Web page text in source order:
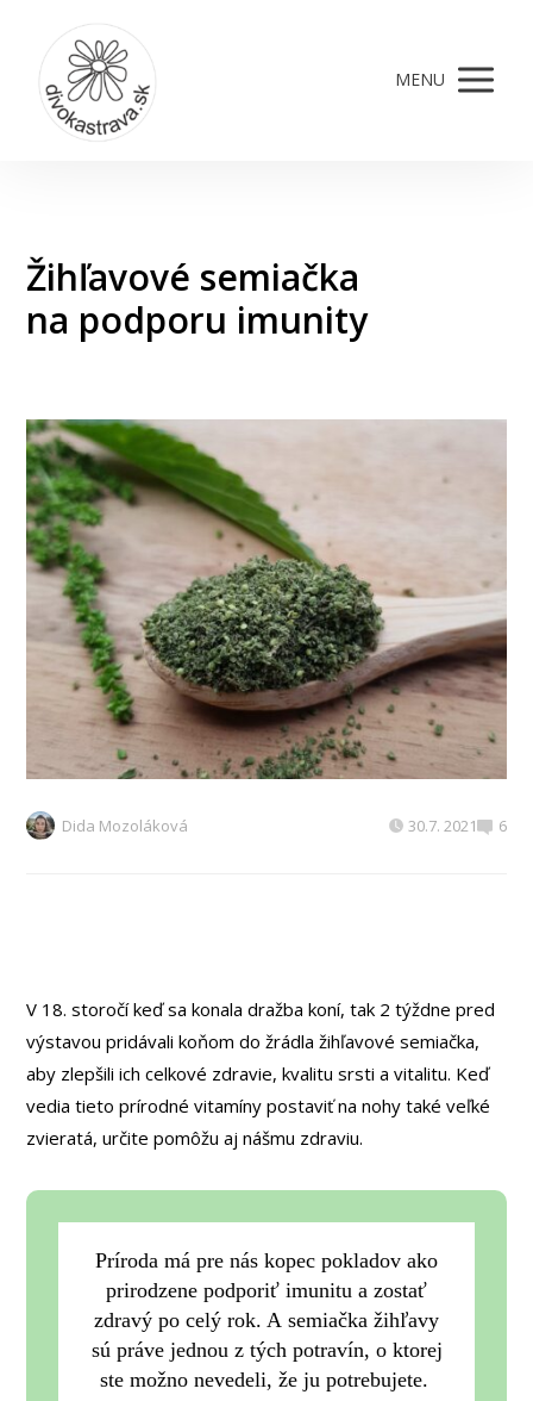
MENU
Žihľavové semiačka
na podporu imunity
Dida Mozoláková 30.7. 2021 6
V 18. storočí keď sa konala dražba koní, tak 2 týždne pred
výstavou pridávali koňom do žrádla žihľavové semiačka,
aby zlepšili ich celkové zdravie, kvalitu srsti a vitalitu. Keď
vedia tieto prírodné vitamíny postaviť na nohy také veľké
zvieratá, určite pomôžu aj nášmu zdraviu.
Príroda má pre nás kopec pokladov ako
prirodzene podporiť imunitu a zostať
zdravý po celý rok. A semiačka žihľavy
sú práve jednou z tých potravín, o ktorej
ste možno nevedeli, že ju potrebujete.